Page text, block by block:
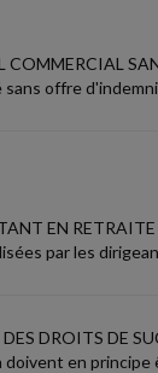
COMMERCIAL
offre
EN RETRAITE
par les
DROITS DE
en